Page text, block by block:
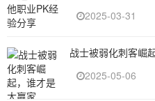
2025-03-31
战士被弱化刺客崛
2025-05-06